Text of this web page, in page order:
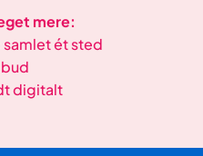
mere:
ét sted
digitalt